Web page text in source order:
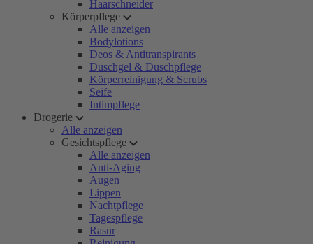
Haarschneider
Körperpflege
Alle anzeigen
Bodylotions
Deos & Antitranspirants
Duschgel & Duschpflege
Körperreinigung & Scrubs
Seife
Intimpflege
Drogerie
Alle anzeigen
Gesichtspflege
Alle anzeigen
Anti-Aging
Augen
Lippen
Nachtpflege
Tagespflege
Rasur